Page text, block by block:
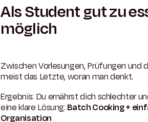
Als Student gut zu
möglich
Zwischen Vorlesungen, Prüfungen und
meist das Letzte, woran man denkt.
Ergebnis: Du ernährst dich schlechter
eine klare Lösung: Batch Cooking +
Organisation